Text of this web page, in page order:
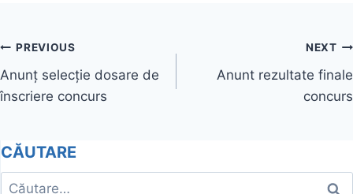
Navigare
în
PREVIOUS
Anunț selecție dosare de
înscriere concurs
NEXT
Anunt rezultate finale
concurs
CĂUTARE
Caută